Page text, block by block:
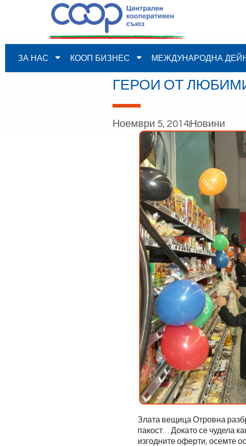
ЗА НАС КООП БИЗНЕС МЕЖДУНАРОДНА
ГЕРОИ ОТ
Ноември 5, 2014Новини
Злата вещица Отровна
пакост… Докато се чудела
изгодните оферти, осемте